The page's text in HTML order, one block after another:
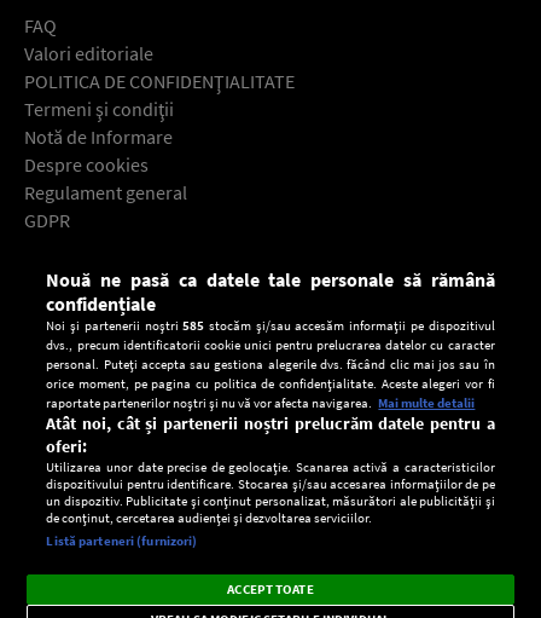
FAQ
Valori editoriale
POLITICA DE CONFIDENŢIALITATE
Termeni şi condiţii
Notă de Informare
Despre cookies
Regulament general
GDPR
Descarcă gratuit aplicaţia Europa FM pentru smartphone:
Setări:
Dark
Mode
Radio live, podcasturi, știri și alerte
importante.
×
Nouă ne pasă ca datele tale personale să rămână
confidențiale
Noi și partenerii noștri585 stocăm și/sau accesăm informații pe dispozitivul
dvs., precum identificatorii cookie unici pentru prelucrarea datelor cu caracter
personal. Puteți accepta sau gestiona alegerile dvs. făcând clic mai jos sau în
orice moment, pe pagina cu politica de confidențialitate. Aceste alegeri vor fi
raportate partenerilor noștri și nu vă vor afecta navigarea. Mai multe detalii
Atât noi, cât și partenerii noștri prelucrăm datele pentru a
oferi:
Utilizarea unor date precise de geolocație. Scanarea activă a caracteristicilor
dispozitivului pentru identificare. Stocarea și/sau accesarea informațiilor de pe
un dispozitiv. Publicitate și conținut personalizat, măsurători ale publicității și
de conținut, cercetarea audienței și dezvoltarea serviciilor.
Listă parteneri (furnizori)
ACCEPT TOATE